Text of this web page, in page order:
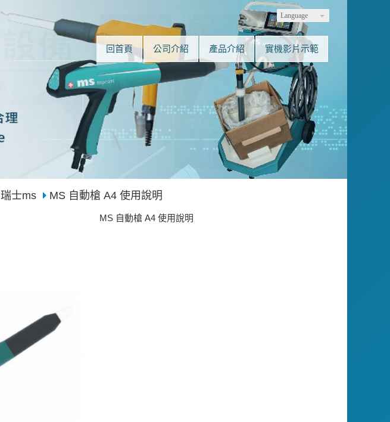
Language
回首頁 公司介紹 產品介紹 實機影片示範
瑞士ms MS 自動槍 A4 使用說明
MS 自動槍 A4 使用說明